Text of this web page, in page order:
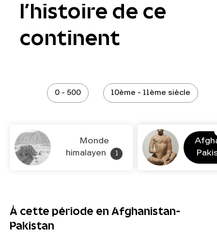
l’histoire de ce
continent
0 - 500 10ème - 11ème siècle
Monde
himalayen
À cette période en Afghanistan-
Pakistan